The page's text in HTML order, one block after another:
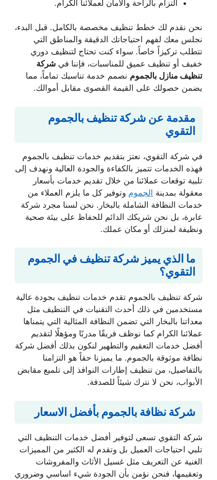
التزام بالراحة والأمان لعملائنا الكرام.
نحن نقدم لك خطط تنظيف مخصصة بالكامل. قبل البدء،
نجلس معك لفهم احتياجاتك الدقيقة والمناطق التي
تتطلب تركيزاً خاصاً. سواء كنت تحتاج لتنظيف دوري
خفيف أو تنظيف عميق للمناسبات، فإننا في شركة
تنظيف منازل بالجموم نصمم خدمة تناسبك تماماً، مما
يضمن حصولك على القيمة القصوى مقابل أموالك.
مقدمة عن شركة تنظيف بالجموم
التقوي
في شركة التقوي، نعتز بتقديم خدمات تنظيف بالجموم
فهذه الخدمات تتميز بالكفاءة والجودة العالية ونهدف إلى
تلبية توقعات عملائنا من خلال تقديم خدمات بأسعار
معقولة بمدينة الجموم وتوفير كل ما يلزم العملاء من
خدمات النظافة الشاملة بالبخار. نحن لسنا مجرد شركة
عابرة، بل نحن شريكك الدائم للحفاظ على بيئة صحية
ونظيفة لمنزلك أو مكان عملك.
ما الذي يميز شركة تنظيف في الجموم
التقوي؟
شركة تنظيف بالجموم تقدم خدمات تنظيف بجودة عالية
مستخدمين في ذلك أحدث التقنيات في التنظيف مثل
معداتنا بالبخار التي تضمن النظافة المثالية التي يتمناها
عملائنا الكرام كما نوظف فريقًا مدربًا ومؤهلًا لتقديم
أفضل خدمات التعقيم والتطهير لنكون بذلك أفضل شركة
نظافة موثوقة بالجموم. ما يميزنا حقاً هو التزامنا
بالتفاصيل، من تنظيف إطارات النوافذ إلى تلميع مقابض
الأبواب، نحن لا نترك شيئاً للصدفة.
شركة نظافة بالجموم بأفضل الاسعار
شركة التقوي تسعى لتوفير أفضل خدمات التنظيف التي
تلبي احتياجات العميل بل وتقدم له الكثير من المميزات
الغنية عن التعريف مثل غسيل الأثاث والمفروشات
وتعقيمها، فنحن نؤمن بأن الجودة شيء اساسي وضروري